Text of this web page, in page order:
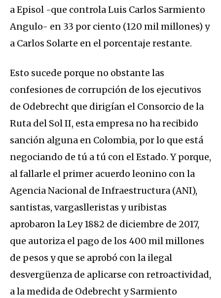
a Episol -que controla Luis Carlos Sarmiento
Angulo- en 33 por ciento (120 mil millones) y
a Carlos Solarte en el porcentaje restante.
Esto sucede porque no obstante las
confesiones de corrupción de los ejecutivos
de Odebrecht que dirigían el Consorcio de la
Ruta del Sol II, esta empresa no ha recibido
sanción alguna en Colombia, por lo que está
negociando de tú a tú con el Estado. Y porque,
al fallarle el primer acuerdo leonino con la
Agencia Nacional de Infraestructura (ANI),
santistas, vargaslleristas y uribistas
aprobaron la Ley 1882 de diciembre de 2017,
que autoriza el pago de los 400 mil millones
de pesos y que se aprobó con la ilegal
desvergüenza de aplicarse con retroactividad,
a la medida de Odebrecht y Sarmiento